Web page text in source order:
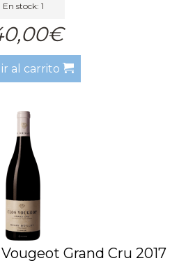
En stock: 1
al carrito
Grand Cru 2017